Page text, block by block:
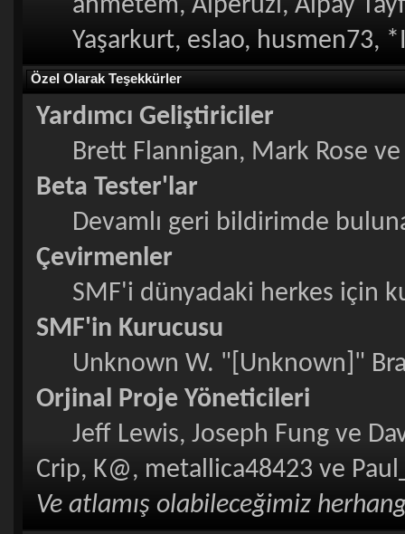
ahmetem, Alperuzi, Alpay
Yaşarkurt, eslao, husmen73,
Özel Olarak Teşekkürler
Yardımcı Geliştiriciler
Brett Flannigan, Mark Rose
Beta Tester'lar
Devamlı geri bildirimde
Çevirmenler
SMF'i dünyadaki herkes için
SMF'in Kurucusu
Unknown W. "[Unknown]"
Orjinal Proje Yöneticileri
Jeff Lewis, Joseph Fung ve
Crip, K@, metallica48423 ve
Ve atlamış olabileceğimiz